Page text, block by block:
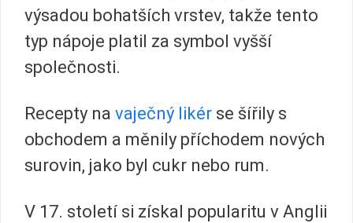
výsadou bohatších vrstev, takže tento
typ nápoje platil za symbol vyšší
společnosti.
Recepty na vaječný likér se šířily s
obchodem a měnily příchodem nových
surovin, jako byl cukr nebo rum.
V 17. století si získal popularitu v Anglii